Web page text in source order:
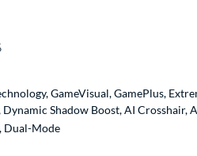
GameVisual, GamePlus,
Shadow Boost, AI Crosshair,
Dual-Mode